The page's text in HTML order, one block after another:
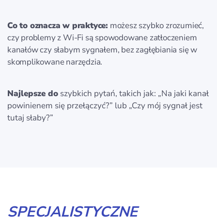
Co to oznacza w praktyce: możesz szybko zrozumieć,
czy problemy z Wi‑Fi są spowodowane zatłoczeniem
kanałów czy słabym sygnałem, bez zagłębiania się w
skomplikowane narzędzia.
Najlepsze do szybkich pytań, takich jak: „Na jaki kanał
powinienem się przełączyć?” lub „Czy mój sygnał jest
tutaj słaby?”
SPECJALISTYCZNE